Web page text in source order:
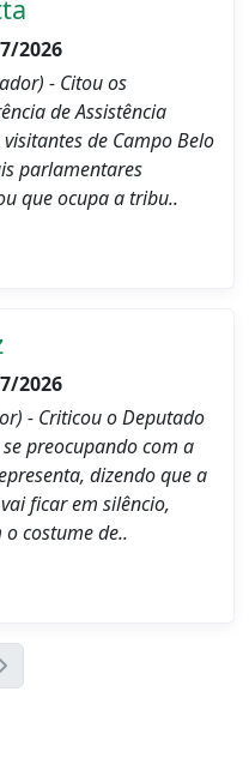
2026
- Citou os
de Assistência
visitantes de Campo Belo
parlamentares
que ocupa a tribu..
2026
- Criticou o Deputado
preocupando com a
dizendo que a
ficar em silêncio,
o costume de..